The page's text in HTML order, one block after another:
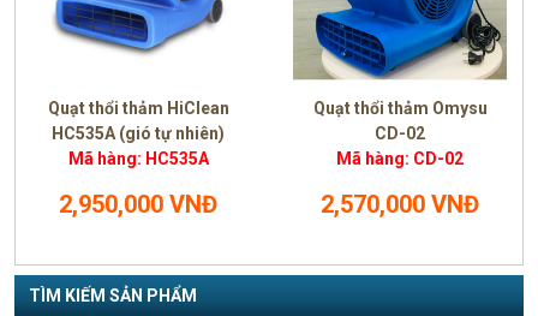
TÌM KIẾM SẢN PHẨM
Quạt thổi thảm HiClean
HC535A (gió tự nhiên)
Mã hàng: HC535A
2,950,000 VNĐ
Quạt thổi thảm Omysu
CD-02
Mã hàng: CD-02
2,570,000 VNĐ